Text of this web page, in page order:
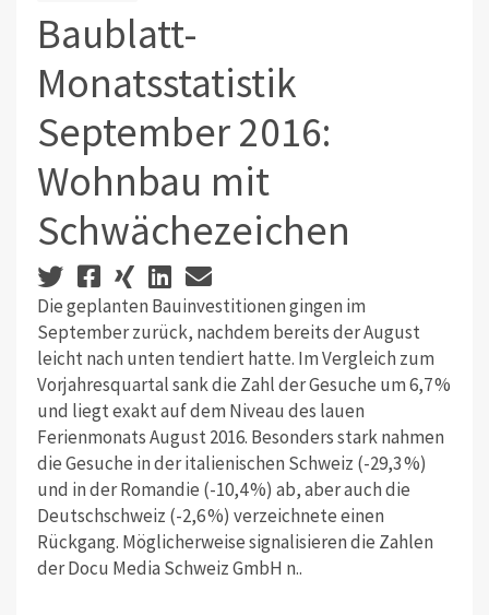
Baublatt-
Monatsstatistik
September 2016:
Wohnbau mit
Schwächezeichen
Die geplanten Bauinvestitionen gingen im
September zurück, nachdem bereits der August
leicht nach unten tendiert hatte. Im Vergleich zum
Vorjahresquartal sank die Zahl der Gesuche um 6,7 %
und liegt exakt auf dem Niveau des lauen
Ferienmonats August 2016. Besonders stark nahmen
die Gesuche in der italienischen Schweiz (-29,3 %)
und in der Romandie (-10,4 %) ab, aber auch die
Deutschschweiz (-2,6 %) verzeichnete einen
Rückgang. Möglicherweise signalisieren die Zahlen
der Docu Media Schweiz GmbH n..